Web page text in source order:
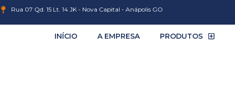
Rua 07 Qd. 15 Lt. 14 JK - Nova Capital - Anápolis GO
INÍCIO A EMPRESA PRODUTOS